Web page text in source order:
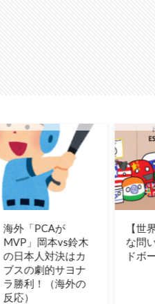
「君は彼の親じゃ
ない」と10年言わ
れ続けた妻、ある
日から薬の管理も
着替えの声かけも